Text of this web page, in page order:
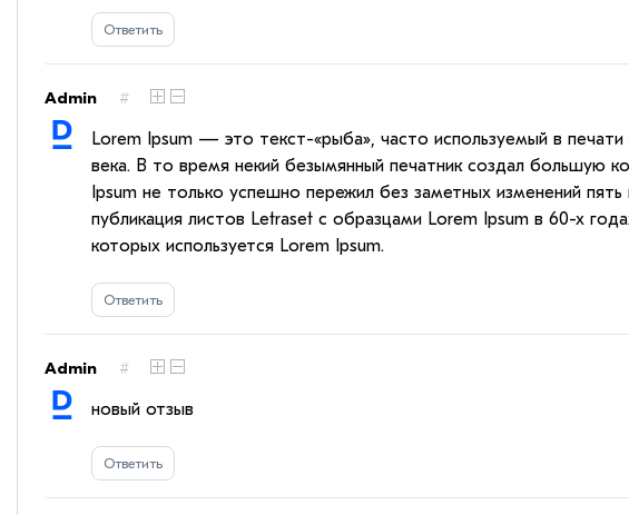
Ответить
Admin #
Lorem Ipsum — это текст-«рыба», часто используемый в печати
века. В то время некий безымянный печатник создал большую
Ipsum не только успешно пережил без заметных изменений
публикация листов Letraset с образцами Lorem Ipsum в 60-х
которых используется Lorem Ipsum.
Ответить
Admin #
новый отзыв
Ответить